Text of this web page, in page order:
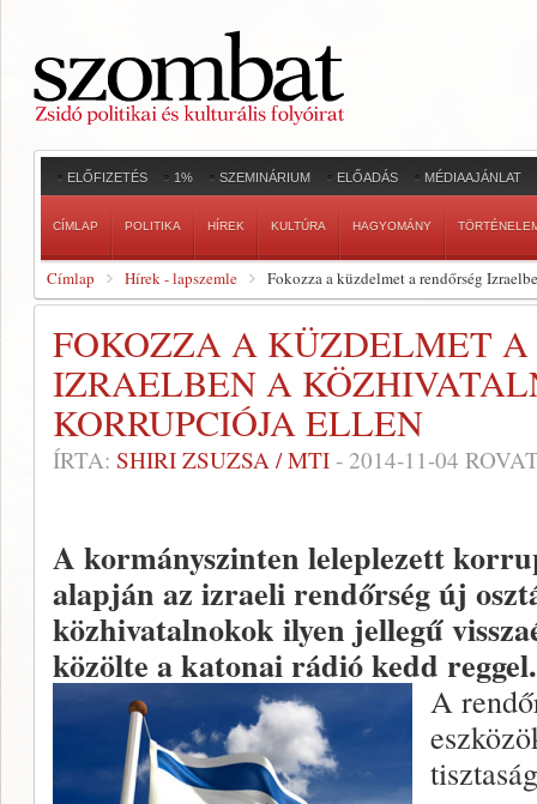
ELŐFIZETÉS 1% SZEMINÁRIUM ELŐADÁS MÉDIAAJÁNLAT
CÍMLAP POLITIKA HÍREK KULTÚRA HAGYOMÁNY
Címlap Hírek - lapszemle Fokozza a küzdelmet a rendőrség
FOKOZZA A KÜZDELMET A
IZRAELBEN A
KORRUPCIÓJA ELLEN
ÍRTA: SHIRI ZSUZSA / MTI - 2014-11-04
A kormányszinten leleplezett
alapján az izraeli rendőrség új
közhivatalnokok ilyen jellegű
közölte a katonai rádió kedd reggel.
A